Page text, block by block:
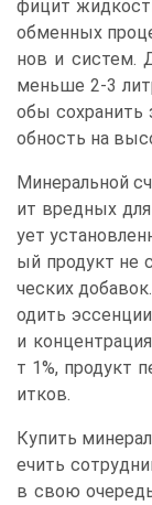
фицит
обменных
нов и систем.
меньше 2-3
обы сохранить
обность на
Минеральной
ит вредных
ует
ый продукт не
ческих
одить
и
т 1%, продукт
итков.
Купить
ечить
в свою